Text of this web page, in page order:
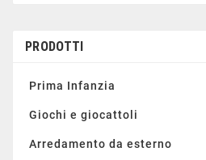
PRODOTTI
Prima Infanzia
Giochi e giocattoli
Arredamento da esterno